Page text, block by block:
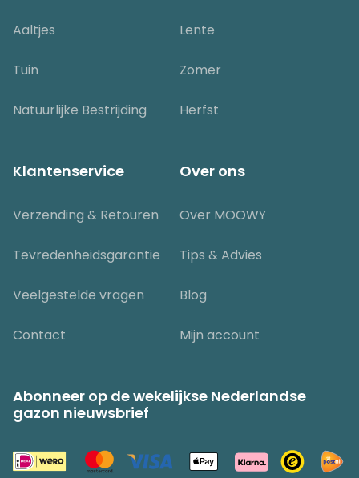
Aaltjes
Tuin
Natuurlijke Bestrijding
Lente
Zomer
Herfst
Klantenservice
Verzending & Retouren
Tevredenheidsgarantie
Veelgestelde vragen
Contact
Over ons
Over MOOWY
Tips & Advies
Blog
Mijn account
Abonneer op de wekelijkse Nederlandse
gazon nieuwsbrief